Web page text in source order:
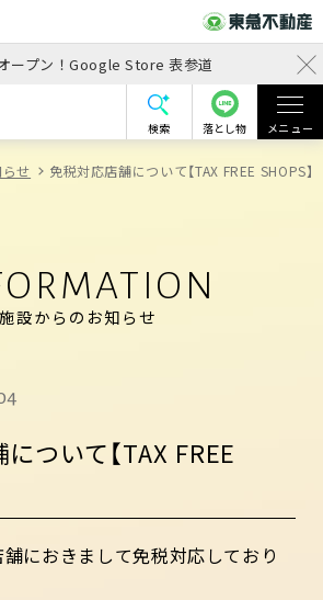
ープン！Google Store 表参道
検索 落とし物 メニュー
せ 免税対応店舗について【TAX FREE SHOPS】
施設からのお知らせ
ついて【TAX FREE
におきまして免税対応しており